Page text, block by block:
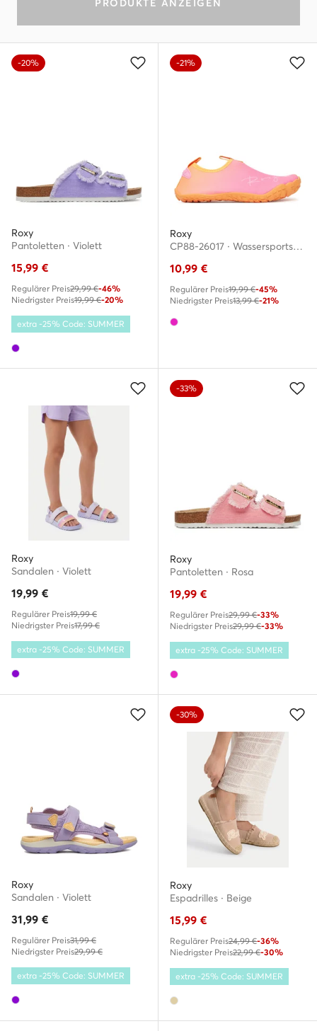
PRODUKTE ANZEIGEN
-20%
Roxy
Pantoletten · Violett
15,99 €
Regulärer Preis29,99 €-46%
Niedrigster Preis19,99 €-20%
extra -25% Code: SUMMER
-21%
Roxy
CP88-26017 · Wassersportschuhe
10,99 €
Regulärer Preis19,99 €-45%
Niedrigster Preis13,99 €-21%
Roxy
Sandalen · Violett
19,99 €
Regulärer Preis19,99 €
Niedrigster Preis17,99 €
extra -25% Code: SUMMER
-33%
Roxy
Pantoletten · Rosa
19,99 €
Regulärer Preis29,99 €-33%
Niedrigster Preis29,99 €-33%
extra -25% Code: SUMMER
Roxy
Sandalen · Violett
31,99 €
Regulärer Preis31,99 €
Niedrigster Preis29,99 €
extra -25% Code: SUMMER
-30%
Roxy
Espadrilles · Beige
15,99 €
Regulärer Preis24,99 €-36%
Niedrigster Preis22,99 €-30%
extra -25% Code: SUMMER